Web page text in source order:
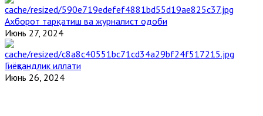
Ахборот тарқатиш ва журналист одоби
Июнь 27, 2024
Гиёҳвандлик иллати
Июнь 26, 2024